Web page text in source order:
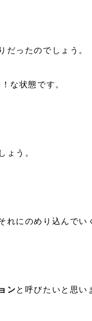
だったのでしょう。
な状態です。
ょう。
れにのめり込んでい
ンと呼びたいと思い